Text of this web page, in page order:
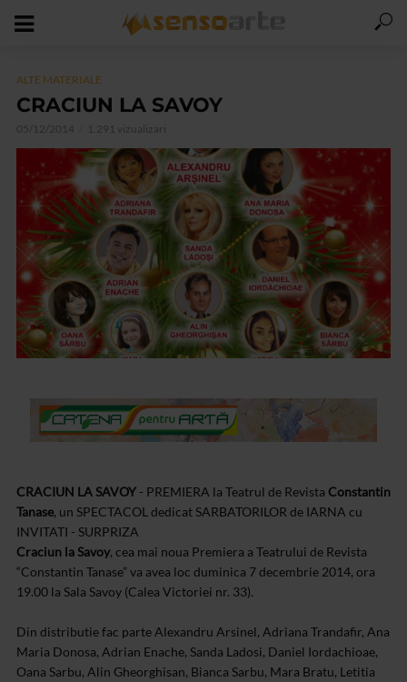
ALTE MATERIALE
CRACIUN LA SAVOY
05/12/2014 1.291 vizualizari
CRACIUN LA SAVOY - PREMIERA la Teatrul de Revista Constantin
Tanase, un SPECTACOL dedicat SARBATORILOR de IARNA cu
INVITATI - SURPRIZA
Craciun la Savoy, cea mai noua Premiera a Teatrului de Revista
“Constantin Tanase” va avea loc duminica 7 decembrie 2014, ora
19.00 la Sala Savoy (Calea Victoriei nr. 33).
Din distributie fac parte Alexandru Arsinel, Adriana Trandafir, Ana
Maria Donosa, Adrian Enache, Sanda Ladosi, Daniel Iordachioae,
Oana Sarbu, Alin Gheorghisan, Bianca Sarbu, Mara Bratu, Letitia